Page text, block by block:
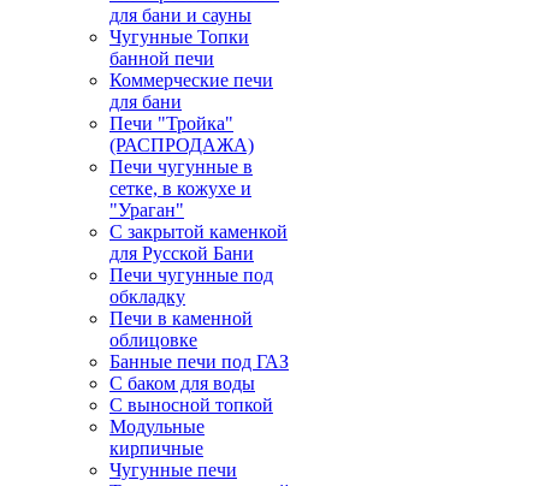
для бани и сауны
Чугунные Топки
банной печи
Коммерческие печи
для бани
Печи "Тройка"
(РАСПРОДАЖА)
Печи чугунные в
сетке, в кожухе и
"Ураган"
С закрытой каменкой
для Русской Бани
Печи чугунные под
обкладку
Печи в каменной
облицовке
Банные печи под ГАЗ
С баком для воды
С выносной топкой
Модульные
кирпичные
Чугунные печи